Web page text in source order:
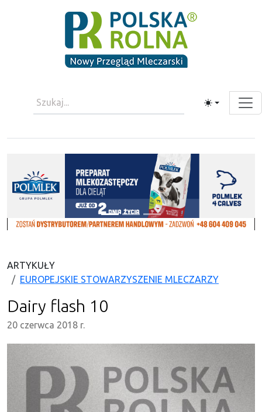
Toggle theme
ARTYKUŁY
EUROPEJSKIE STOWARZYSZENIE MLECZARZY
Dairy flash 10
20 czerwca 2018 r.